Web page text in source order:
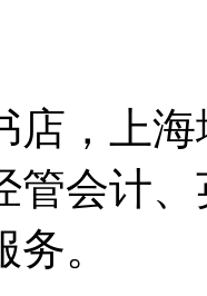
店，上
管会计
。